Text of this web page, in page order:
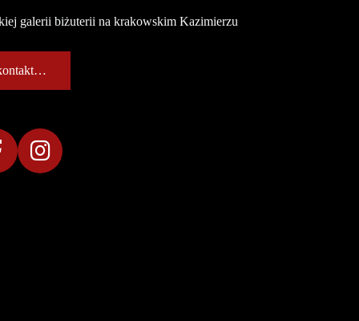
galerii biżuterii na krakowskim Kazimierzu